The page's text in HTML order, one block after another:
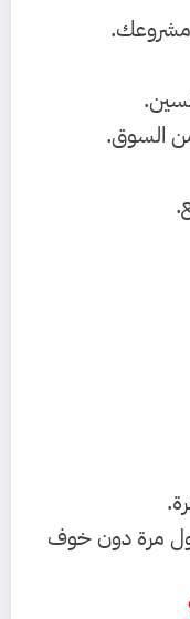
مشروعك.
السوق.
مرة دون خوف